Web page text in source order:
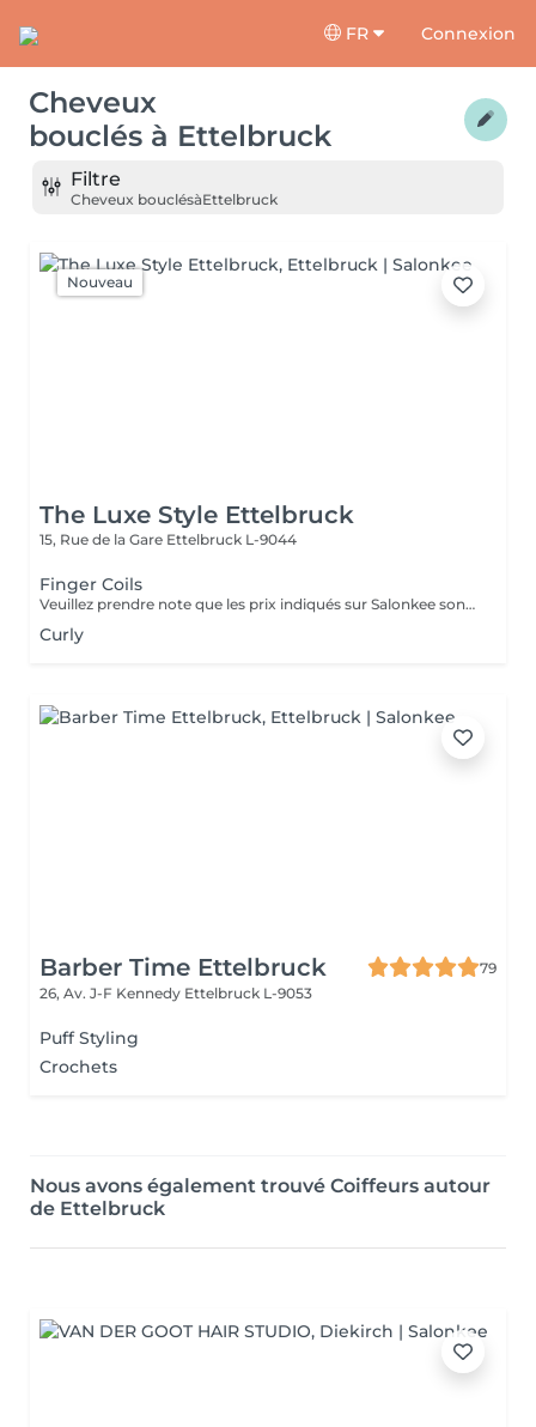
FR Connexion
Cheveux
bouclés à Ettelbruck
Filtre
Cheveux bouclésàEttelbruck
Nouveau
The Luxe Style Ettelbruck
15, Rue de la Gare Ettelbruck L-9044
Finger Coils
Veuillez prendre note que les prix indiqués sur Salonkee sont communiqués à titre informatif et s'entendent de base. Ces derniers sont susceptibles de varier selon le diagnostic réalisé à votre arrivée au salon et l'expertise du professionnel à qui vous confiez votre beauté. Dans tous les cas, un devis précis vous sera proposé et toutes réalisations de prestations seront effectuées avec votre accord. Un grand merci d'avance pour votre compréhension. Au plaisir de vous recevoir très vite.
Curly
Barber Time Ettelbruck
79
26, Av. J-F Kennedy Ettelbruck L-9053
Puff Styling
Crochets
Nous avons également trouvé Coiffeurs autour
de Ettelbruck